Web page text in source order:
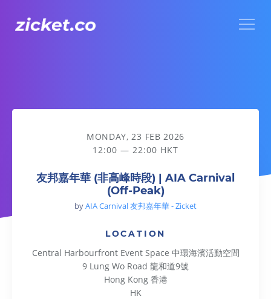
友邦嘉年華 (非高峰時段) | AIA Carnival (Off-Peak)
MONDAY, 23 FEB 2026
12:00 — 22:00 HKT
友邦嘉年華 (非高峰時段) | AIA Carnival
(Off-Peak)
byAIA Carnival 友邦嘉年華 - Zicket
LOCATION
Central Harbourfront Event Space 中環海濱活動空間
9 Lung Wo Road 龍和道9號
Hong Kong 香港
HK